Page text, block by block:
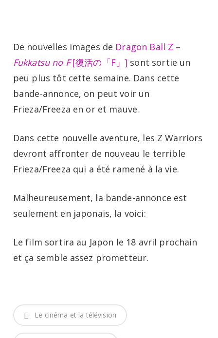
content
De nouvelles images de Dragon Ball Z –
Fukkatsu no F[復活の「F」] sont sortie un
peu plus tôt cette semaine. Dans cette
bande-annonce, on peut voir un
Frieza/Freeza en or et mauve.
Dans cette nouvelle aventure, les Z Warriors
devront affronter de nouveau le terrible
Frieza/Freeza qui a été ramené à la vie.
Malheureusement, la bande-annonce est
seulement en japonais, la voici:
Le film sortira au Japon le 18 avril prochain
et ça semble assez prometteur.
Le cinéma et la télévision